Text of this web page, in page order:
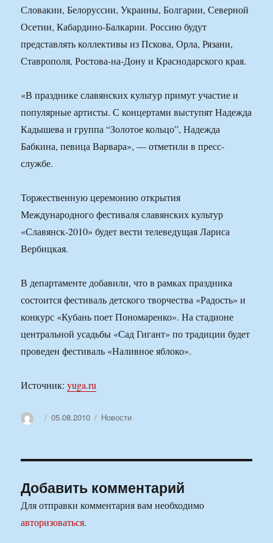
Словакии, Белоруссии, Украины, Болгарии, Северной
Осетии, Кабардино-Балкарии. Россию будут
представлять коллективы из Пскова, Орла, Рязани,
Ставрополя, Ростова-на-Дону и Краснодарского края.
«В празднике славянских культур примут участие и
популярные артисты. С концертами выступят Надежда
Кадышева и группа “Золотое кольцо”, Надежда
Бабкина, певица Варвара», — отметили в пресс-
службе.
Торжественную церемонию открытия
Международного фестиваля славянских культур
«Славянск-2010» будет вести телеведущая Лариса
Вербицкая.
В департаменте добавили, что в рамках праздника
состоится фестиваль детского творчества «Радость» и
конкурс «Кубань поет Пономаренко». На стадионе
центральной усадьбы «Сад Гигант» по традиции будет
проведен фестиваль «Наливное яблоко».
Источник:yuga.ru
АвторОпубликовано
05.08.2010 Рубрики
Новости
Добавить комментарий
Для отправки комментария вам необходимо
авторизоваться.